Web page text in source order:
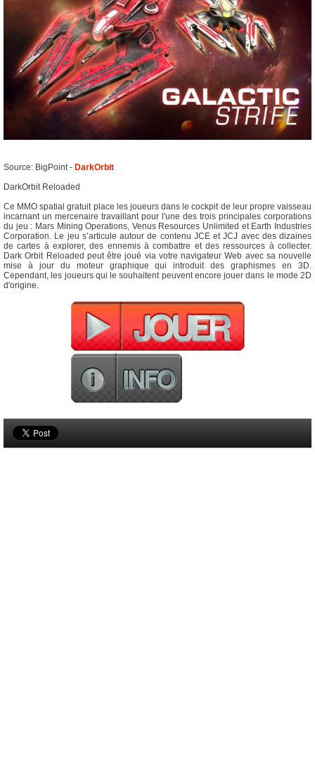
Source: BigPoint - DarkOrbit
DarkOrbit Reloaded
Ce MMO spatial gratuit place les joueurs dans le cockpit de leur propre vaisseau
incarnant un mercenaire travaillant pour l'une des trois principales corporations
du jeu : Mars Mining Operations, Venus Resources Unlimited et Earth Industries
Corporation. Le jeu s’articule autour de contenu JCE et JCJ avec des dizaines
de cartes à explorer, des ennemis à combattre et des ressources à collecter.
Dark Orbit Reloaded peut être joué via votre navigateur Web avec sa nouvelle
mise à jour du moteur graphique qui introduit des graphismes en 3D.
Cependant, les joueurs qui le souhaitent peuvent encore jouer dans le mode 2D
d'origine.